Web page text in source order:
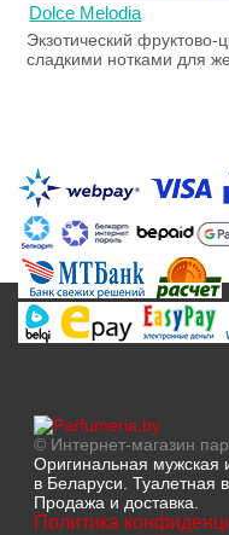
Dolce Melodia
Экзотический фруктово-
сладкими нотками для
© Интернет-магазин
Оригинальная
в Беларуси.
Продажа и доставка.
Политика